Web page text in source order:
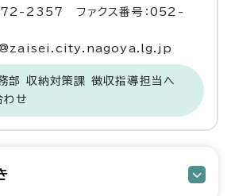
2357 ファクス番号：052-
部 収納対策課 徴収指導担当へ
わせ